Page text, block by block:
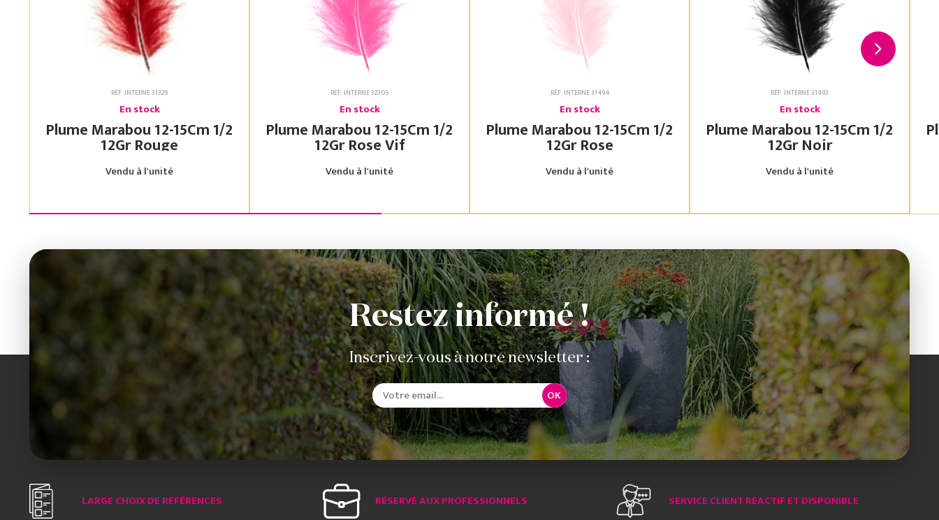
RÉF. INTERNE 31329
En stock
Plume Marabou 12-15Cm 1/2
12Gr Rouge
Vendu à l'unité
RÉF. INTERNE 32305
En stock
Plume Marabou 12-15Cm 1/2
12Gr Rose Vif
Vendu à l'unité
RÉF. INTERNE 31494
En stock
Plume Marabou 12-15Cm 1/2
12Gr Rose
Vendu à l'unité
RÉF. INTERNE 31493
En stock
Plume Marabou 12-15Cm 1/2
12Gr Noir
Vendu à l'unité
Restez informé !
Inscrivez-vous à notre newsletter :
OK
LARGE CHOIX DE RÉFÉRENCES RÉSERVÉ AUX PROFESSIONNELS SERVICE CLIENT RÉACTIF ET DISPONIBLE